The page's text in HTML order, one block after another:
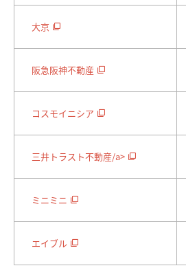
大京
阪急阪神不動産
コスモイニシア
三井トラスト不動産/a>
ミニミニ
エイブル